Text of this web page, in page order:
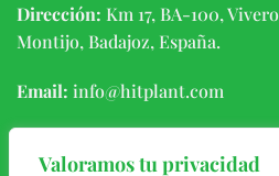
Valoramos tu privacidad
Dirección: Km 17, BA-100,
Montijo, Badajoz, España.
Email: info@hitplant.com